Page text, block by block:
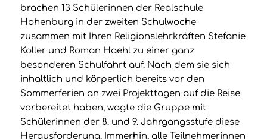
brachen 13 Schülerinnen der Realschule
Hohenburg in der zweiten Schulwoche
zusammen mit Ihren Religionslehrkräften Stefanie
Koller und Roman Haehl zu einer ganz
besonderen Schulfahrt auf. Nach dem sie sich
inhaltlich und körperlich bereits vor den
Sommerferien an zwei Projekttagen auf die Reise
vorbereitet haben, wagte die Gruppe mit
Schülerinnen der 8. und 9. Jahrgangsstufe diese
Herausforderung. Immerhin, alle Teilnehmerinnen